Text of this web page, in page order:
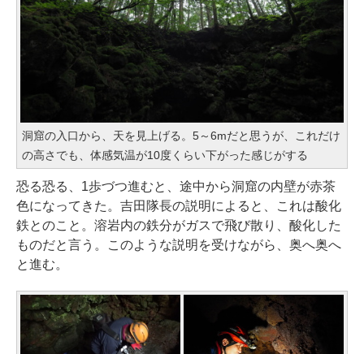
洞窟の入口から、天を見上げる。5～6mだと思うが、これだけ
の高さでも、体感気温が10度くらい下がった感じがする
恐る恐る、1歩づつ進むと、途中から洞窟の内壁が赤茶
色になってきた。吉田隊長の説明によると、これは酸化
鉄とのこと。溶岩内の鉄分がガスで飛び散り、酸化した
ものだと言う。このような説明を受けながら、奥へ奥へ
と進む。